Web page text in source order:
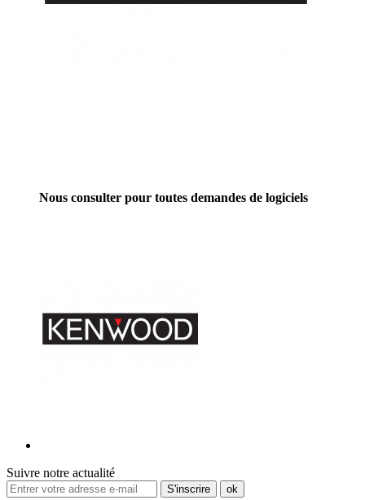
Nous consulter pour toutes demandes de logiciels
Suivre notre actualité